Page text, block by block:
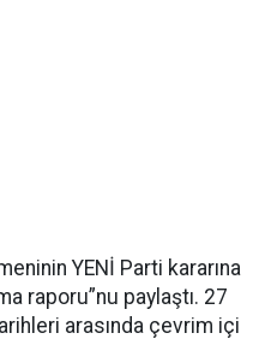
YENİ Parti kararına
raporu”nu paylaştı. 27
arasında çevrim içi